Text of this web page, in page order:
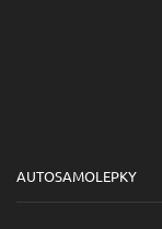
AUTOSAMOLEPKY